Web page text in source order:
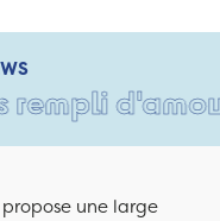
d'amour
une large